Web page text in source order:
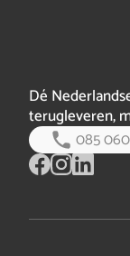
Dé
terugleveren,
085